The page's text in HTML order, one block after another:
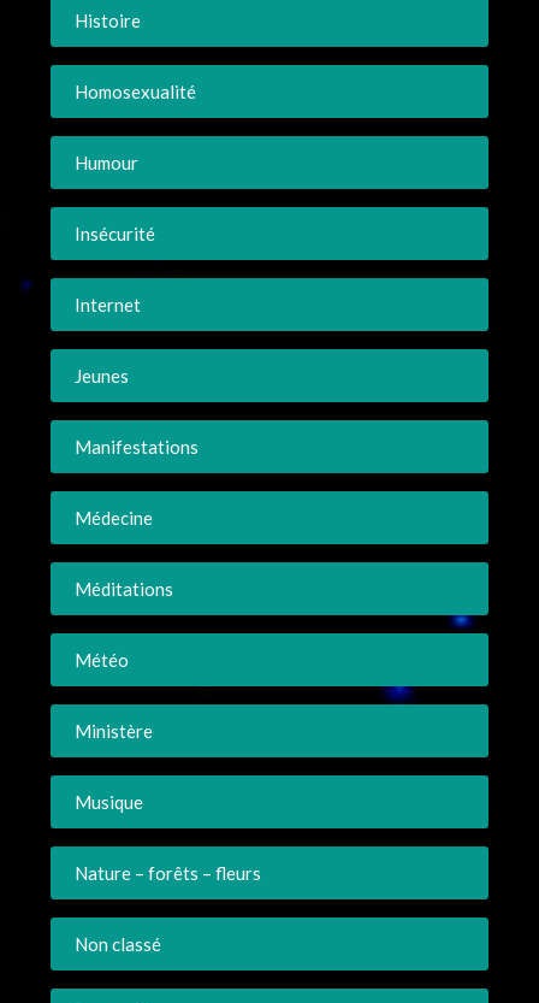
Histoire
Homosexualité
Humour
Insécurité
Internet
Jeunes
Manifestations
Médecine
Méditations
Météo
Ministère
Musique
Nature – forêts – fleurs
Non classé